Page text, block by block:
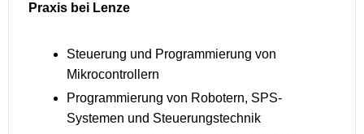
Praxis bei Lenze
Steuerung und Programmierung von
Mikrocontrollern
Programmierung von Robotern, SPS-
Systemen und Steuerungstechnik